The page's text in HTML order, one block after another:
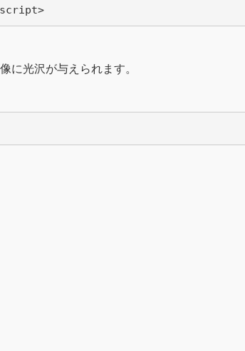
<script type="text/javascript" src="glossy.js"></script>
に光沢が与えられます。